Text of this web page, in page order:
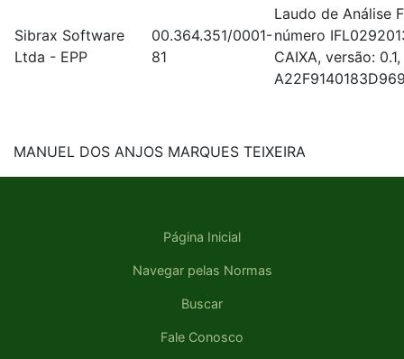
Sibrax Software
Ltda - EPP
00.364.351/0001-
81
Laudo de Análise
número
CAIXA, versão:
MANUEL DOS ANJOS MARQUES TEIXEIRA
Página Inicial
Navegar pelas Normas
Buscar
Fale Conosco